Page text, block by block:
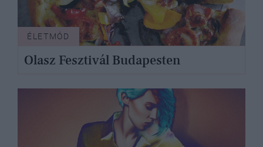
ÉLETMÓD
Olasz Fesztivál Budapesten